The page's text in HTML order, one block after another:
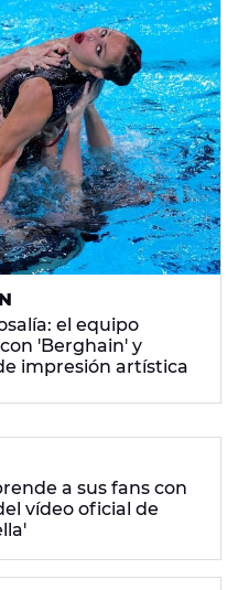
el equipo
'Berghain' y
impresión artística
a sus fans con
vídeo oficial de